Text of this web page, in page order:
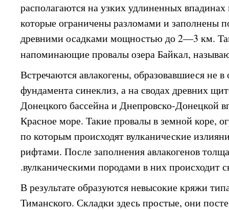
располагаются на узких удлиненных
которые ограничены разломами и заполнены
древними осадками мощностью до 2—3 км.
напоминающие провалы озера Байкал,
Встречаются авлакогены, образовавшиеся не
фундамента синеклиз, а на сводах древних
Донецкого бассейна и Днепровско-Донецкой
Красное море. Такие провалы в земной коре,
по которым происходят вулканические
рифтами. После заполнения авлакогенов
.вулканическими породами в них происходит
В результате образуются невысокие кряжи
Тиманского. Складки здесь простые, они